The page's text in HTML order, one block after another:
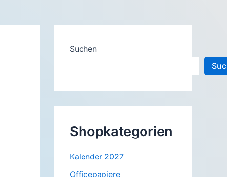
Suchen
Shopkategorien
Kalender 2027
Officepapiere